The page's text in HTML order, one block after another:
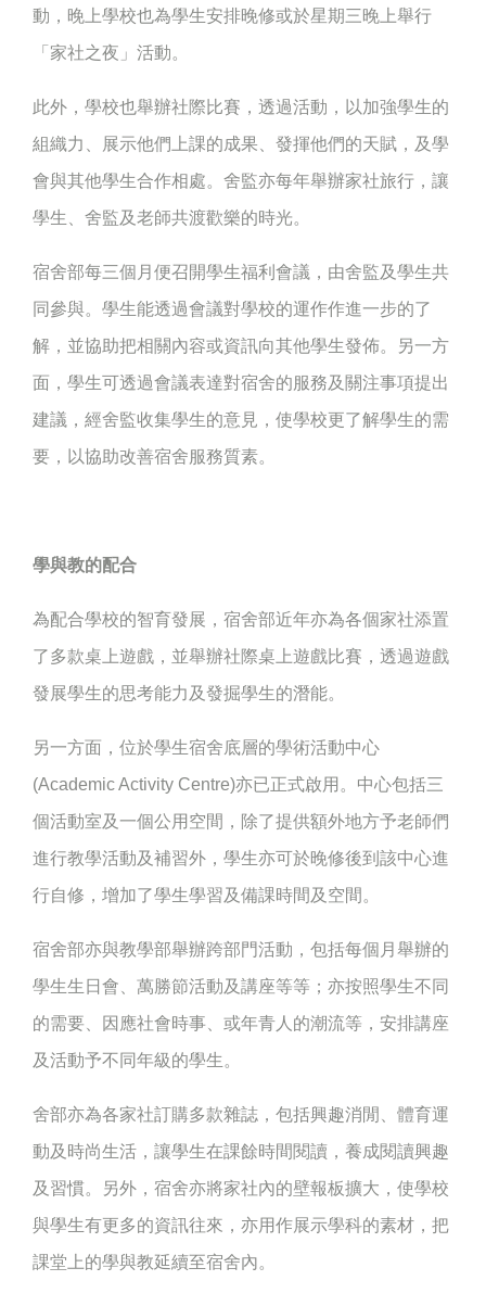
動，晚上學校也為學生安排晚修或於星期三晚上舉行
「家社之夜」活動。
此外，學校也舉辦社際比賽，透過活動，以加強學生的
組織力、展示他們上課的成果、發揮他們的天賦，及學
會與其他學生合作相處。舍監亦每年舉辦家社旅行，讓
學生、舍監及老師共渡歡樂的時光。
宿舍部每三個月便召開學生福利會議，由舍監及學生共
同參與。學生能透過會議對學校的運作作進一步的了
解，並協助把相關內容或資訊向其他學生發佈。另一方
面，學生可透過會議表達對宿舍的服務及關注事項提出
建議，經舍監收集學生的意見，使學校更了解學生的需
要，以協助改善宿舍服務質素。
學與教的配合
為配合學校的智育發展，宿舍部近年亦為各個家社添置
了多款桌上遊戲，並舉辦社際桌上遊戲比賽，透過遊戲
發展學生的思考能力及發掘學生的潛能。
另一方面，位於學生宿舍底層的學術活動中心
(Academic Activity Centre)亦已正式啟用。中心包括三
個活動室及一個公用空間，除了提供額外地方予老師們
進行教學活動及補習外，學生亦可於晚修後到該中心進
行自修，增加了學生學習及備課時間及空間。
宿舍部亦與教學部舉辦跨部門活動，包括每個月舉辦的
學生生日會、萬勝節活動及講座等等；亦按照學生不同
的需要、因應社會時事、或年青人的潮流等，安排講座
及活動予不同年級的學生。
舍部亦為各家社訂購多款雜誌，包括興趣消閒、體育運
動及時尚生活，讓學生在課餘時間閱讀，養成閱讀興趣
及習慣。另外，宿舍亦將家社內的壁報板擴大，使學校
與學生有更多的資訊往來，亦用作展示學科的素材，把
課堂上的學與教延續至宿舍內。